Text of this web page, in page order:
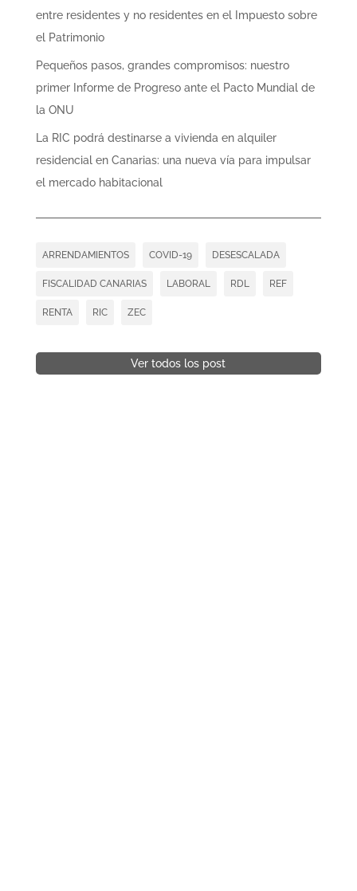
entre residentes y no residentes en el Impuesto sobre
el Patrimonio
Pequeños pasos, grandes compromisos: nuestro
primer Informe de Progreso ante el Pacto Mundial de
la ONU
La RIC podrá destinarse a vivienda en alquiler
residencial en Canarias: una nueva vía para impulsar
el mercado habitacional
ARRENDAMIENTOS COVID-19 DESESCALADA
FISCALIDAD CANARIAS LABORAL RDL REF
RENTA RIC ZEC
Ver todos los post